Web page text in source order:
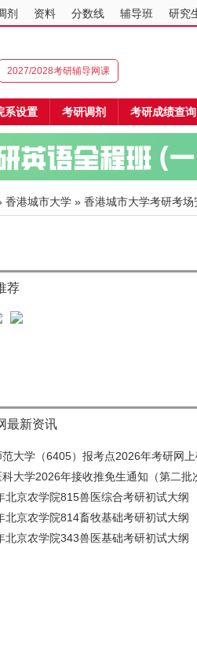
剂 资料 分数线 辅导班 研究
2027/2028考研辅导网课
系设置 考研调剂 考研成绩查询
香港城市大学 » 香港城市大学考研考场
荐
最新资讯
大学（6405）报考点2026年考研网
大学2026年接收推免生通知（第二批
北京农学院815兽医综合考研初试大纲
北京农学院814畜牧基础考研初试大纲
北京农学院343兽医基础考研初试大纲